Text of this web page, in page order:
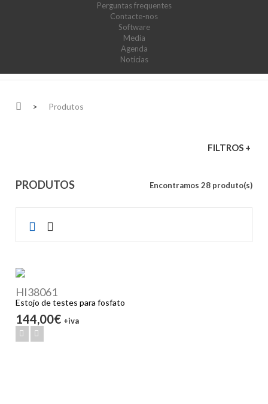
Perguntas frequentes
Contacte-nos
Software
Media
Agenda
Notícias
> Produtos
FILTROS +
PRODUTOS Encontramos 28 produto(s)
HI38061
Estojo de testes para fosfato
144,00€ +iva